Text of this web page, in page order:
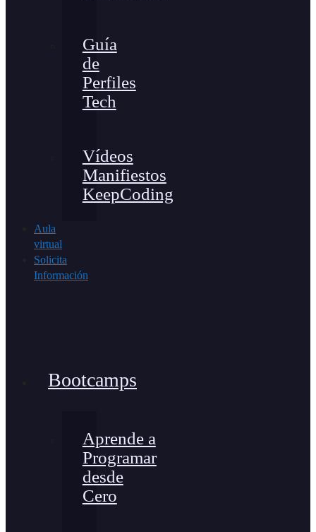
Guía
de
Perfiles
Tech
Vídeos
Manifiestos
KeepCoding
Aula
virtual
Solicita
Información
Bootcamps
Aprende a
Programar
desde
Cero